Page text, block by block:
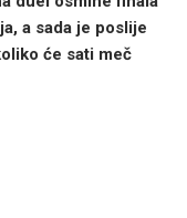
a sada je poslije
će sati meč